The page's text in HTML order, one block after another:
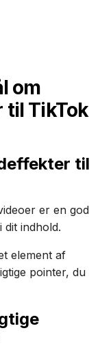
om
til TikTok
til
er en god
dit indhold.
element af
pointer, du